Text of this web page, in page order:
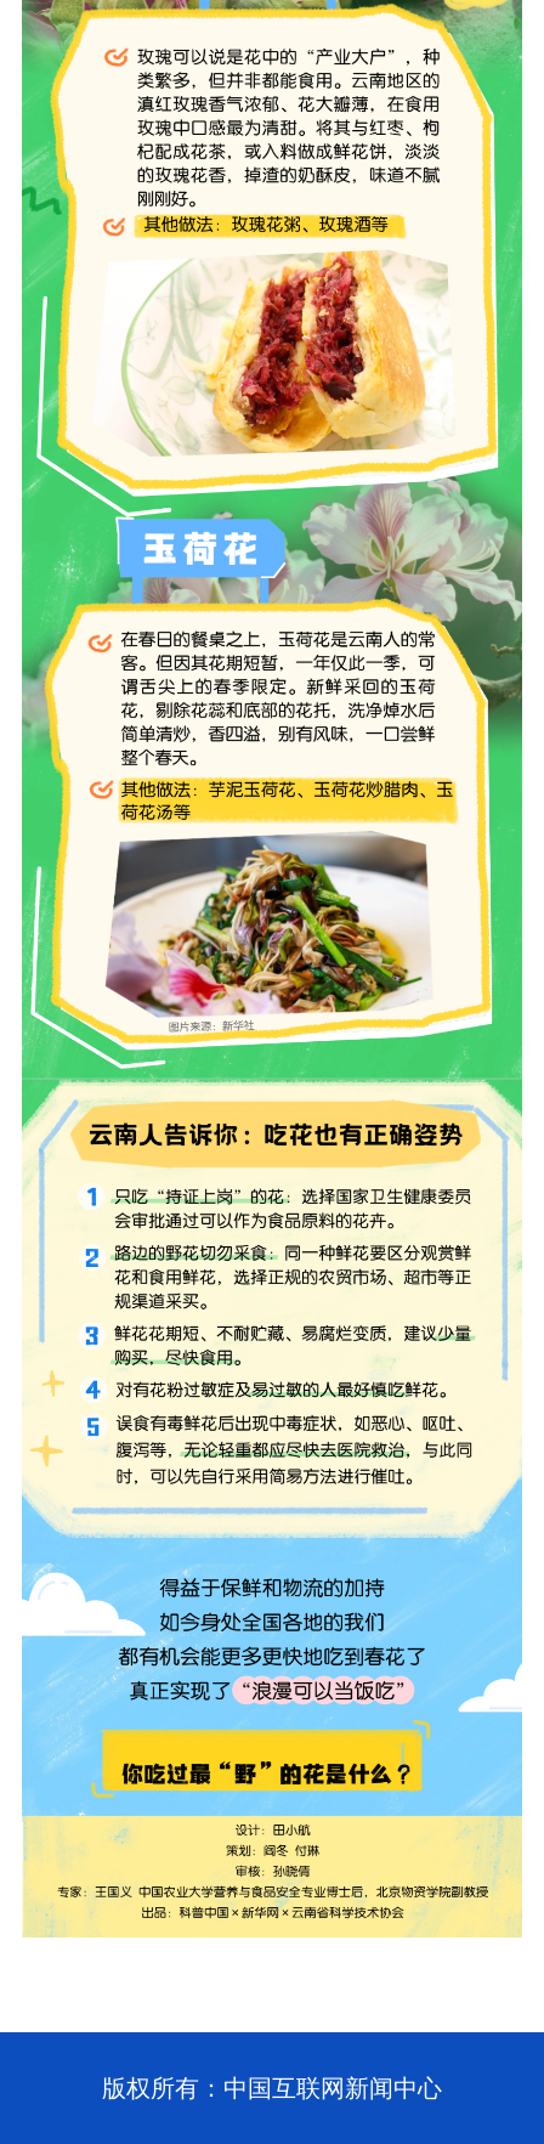
版权所有：中国互联网新闻中心